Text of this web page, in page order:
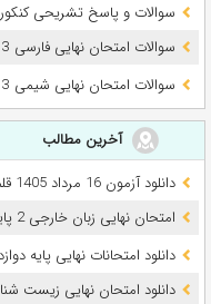
سوالات و پاسخ تشریحی کنکور
سوالات امتحان نهایی فارسی 3 سال دوازدهم (1397 تا 1405)
سوالات امتحان نهایی شیمی 3 سال دوازدهم (1397 تا 1405)
آخرین مطالب
دانلود آزمون 16 مرداد 1405 قلمچی
امتحان نهایی زبان خارجی 2 پایه یازدهم تیر و مرداد 1405 + فایل صوتی
دانلود امتحانات نهایی پایه
دانلود امتحان نهایی زیست شناسی 2 پایه یازدهم تیر